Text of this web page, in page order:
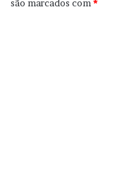
são marcados com*